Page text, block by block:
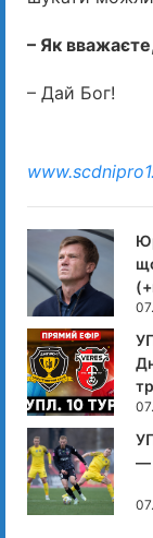
– Як
– Дай Бог!
—